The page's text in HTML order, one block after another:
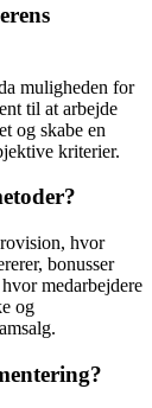
muligheden for
til at arbejde
og skabe en
kriterier.
hvor
bonusser
medarbejdere
og